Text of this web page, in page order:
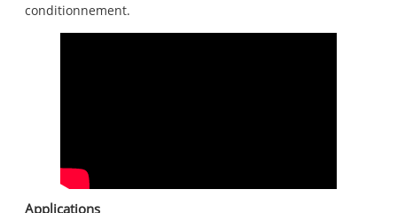
conditionnement.
Applications